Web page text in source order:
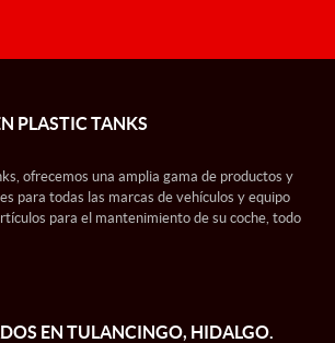
PLASTIC TANKS
ofrecemos una amplia gama de productos y
para todas las marcas de vehículos y equipo
para el mantenimiento de su coche, todo
EN TULANCINGO, HIDALGO.